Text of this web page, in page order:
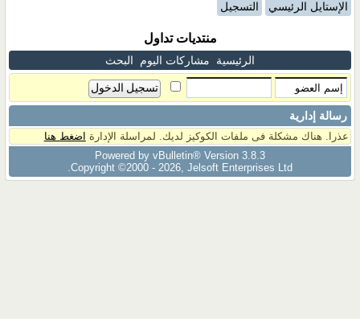
الإستايل الرئيسي التسجيل
منتديات تداول
الرئيسية مشاركات اليوم البحث
رسالة إدارية
عذرا. هناك مشكلة فى ملفات الكوكيز لديك. لمراسلة الإدارة اضغط هنا
Powered by vBulletin® Version 3.8.3
Copyright ©2000 - 2026, Jelsoft Enterprises Ltd.